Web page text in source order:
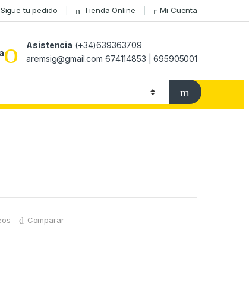
Sigue tu pedido Tienda Online Mi Cuenta
Asistencia (+34)639363709
aremsig@gmail.com 674114853 | 695905001
Comparar